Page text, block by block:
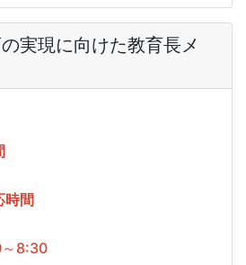
実現に向けた教育長メ
時間
～8:30